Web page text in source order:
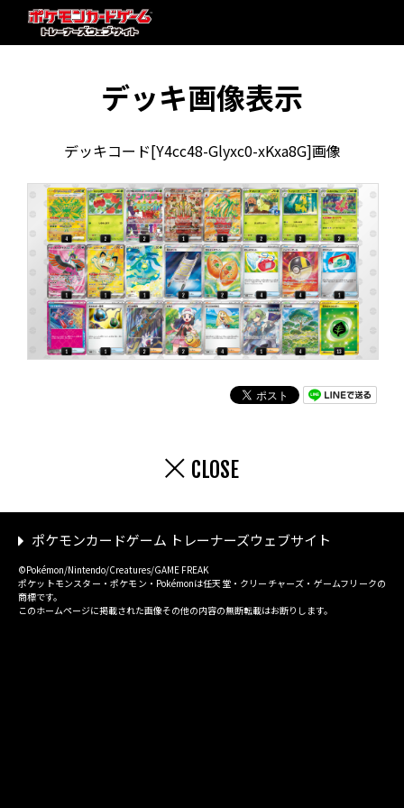
デッキ画像表示
デッキコード[Y4cc48-Glyxc0-xKxa8G]画像
CLOSE
ポケモンカードゲーム トレーナーズウェブサイト
©Pokémon/Nintendo/Creatures/GAME FREAK
ポケットモンスター・ポケモン・Pokémonは任天堂・クリーチャーズ・ゲームフリークの
商標です。
このホームページに掲載された画像その他の内容の無断転載はお断りします。